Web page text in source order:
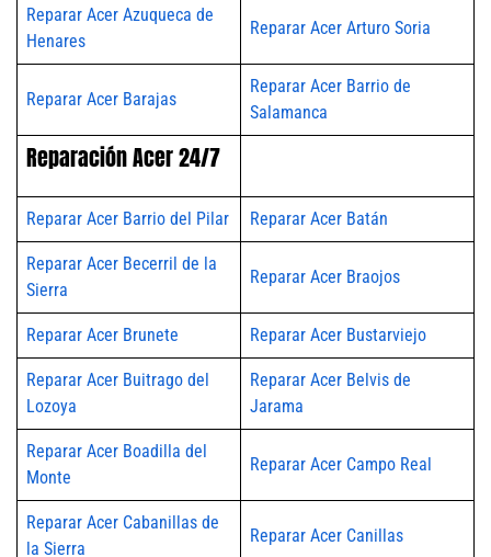
Reparar Acer Azuqueca de
Henares
Reparar Acer Arturo Soria
Reparar Acer Barajas
Reparar Acer Barrio de
Salamanca
Reparación Acer 24/7
Reparar Acer Barrio del Pilar Reparar Acer Batán
Reparar Acer Becerril de la
Sierra
Reparar Acer Braojos
Reparar Acer Brunete Reparar Acer Bustarviejo
Reparar Acer Buitrago del
Lozoya
Reparar Acer Belvis de
Jarama
Reparar Acer Boadilla del
Monte
Reparar Acer Campo Real
Reparar Acer Cabanillas de
la Sierra
Reparar Acer Canillas